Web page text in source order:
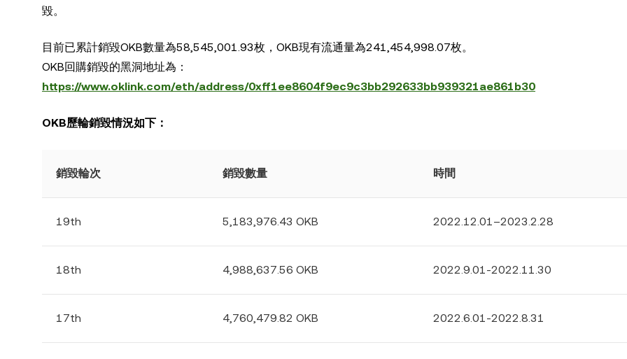
毀。
目前已累計銷毀OKB數量為58,545,001.93枚，OKB現有流通量為241,454,998.07枚。
OKB回購銷毀的黑洞地址為：
https://www.oklink.com/eth/address/0xff1ee8604f9ec9c3bb292633bb939321ae861b30
OKB歷輪銷毀情況如下：
銷毀輪次 銷毀數量 時間
19th 5,183,976.43 OKB 2022.12.01–2023.2.28
18th 4,988,637.56 OKB 2022.9.01-2022.11.30
17th 4,760,479.82 OKB 2022.6.01-2022.8.31